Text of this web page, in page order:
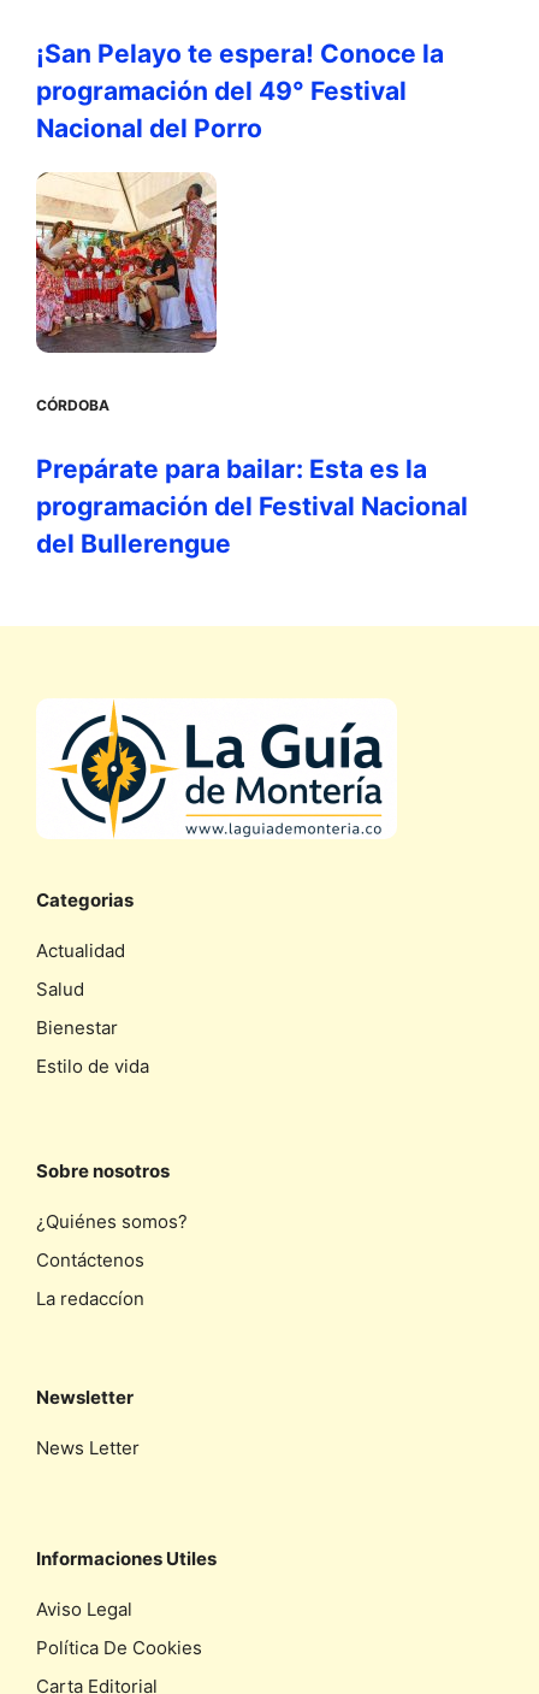
¡San Pelayo te espera! Conoce la
programación del 49° Festival
Nacional del Porro
CÓRDOBA
Prepárate para bailar: Esta es la
programación del Festival Nacional
del Bullerengue
Categorias
Actualidad
Salud
Bienestar
Estilo de vida
Sobre nosotros
¿Quiénes somos?
Contáctenos
La redaccíon
Newsletter
News Letter
Informaciones Utiles
Aviso Legal
Política De Cookies
Carta Editorial